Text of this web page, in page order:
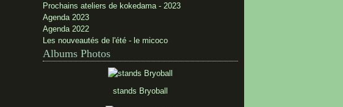
Prochains ateliers de kokedama - 2023
Agenda 2023
Agenda 2022
Les nouveautés de l'été - le micoco
Albums Photos
stands Bryoball